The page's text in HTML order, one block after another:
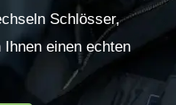
Schlösser,
einen echten